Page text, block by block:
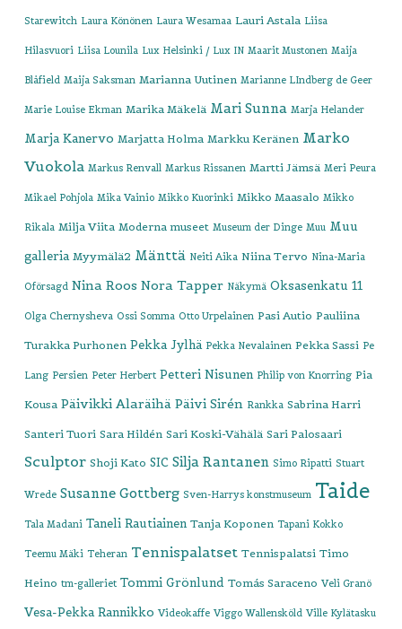
Starewitch Laura Könönen Laura Wesamaa Lauri Astala Liisa
Hilasvuori Liisa Lounila Lux Helsinki / Lux IN Maarit Mustonen Maija
Blåfield Maija Saksman Marianna Uutinen Marianne LIndberg de Geer
Marie Louise Ekman Marika Mäkelä Mari Sunna Marja Helander
Marja Kanervo Marjatta Holma Markku Keränen Marko
Vuokola Markus Renvall Markus Rissanen Martti Jämsä Meri Peura
Mikael Pohjola Mika Vainio Mikko Kuorinki Mikko Maasalo Mikko
Rikala Milja Viita Moderna museet Museum der Dinge Muu Muu
galleria Myymälä2 Mänttä Neiti Aika Niina Tervo Nina-Maria
Oförsagd Nina Roos Nora Tapper Näkymä Oksasenkatu 11
Olga Chernysheva Ossi Somma Otto Urpelainen Pasi Autio Pauliina
Turakka Purhonen Pekka Jylhä Pekka Nevalainen Pekka Sassi Pe
Lang Persien Peter Herbert Petteri Nisunen Philip von Knorring Pia
Kousa Päivikki Alaräihä Päivi Sirén Rankka Sabrina Harri
Santeri Tuori Sara Hildén Sari Koski-Vähälä Sari Palosaari
Sculptor Shoji Kato SIC Silja Rantanen Simo Ripatti Stuart
Wrede Susanne Gottberg Sven-Harrys konstmuseum Taide
Tala Madani Taneli Rautiainen Tanja Koponen Tapani Kokko
Teemu Mäki Teheran Tennispalatset Tennispalatsi Timo
Heino tm-galleriet Tommi Grönlund Tomás Saraceno Veli Granö
Vesa-Pekka Rannikko Videokaffe Viggo Wallensköld Ville Kylätasku